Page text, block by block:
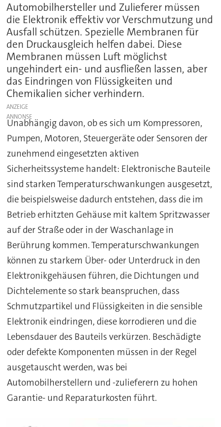
Automobilhersteller und Zulieferer müssen
die Elektronik effektiv vor Verschmutzung und
Ausfall schützen. Spezielle Membranen für
den Druckausgleich helfen dabei. Diese
Membranen müssen Luft möglichst
ungehindert ein- und ausfließen lassen, aber
das Eindringen von Flüssigkeiten und
Chemikalien sicher verhindern.
ANZEIGE
Unabhängig davon, ob es sich um Kompressoren,
Pumpen, Motoren, Steuergeräte oder Sensoren der
zunehmend eingesetzten aktiven
Sicherheitssysteme handelt: Elektronische Bauteile
sind starken Temperaturschwankungen ausgesetzt,
die beispielsweise dadurch entstehen, dass die im
Betrieb erhitzten Gehäuse mit kaltem Spritzwasser
auf der Straße oder in der Waschanlage in
Berührung kommen. Temperaturschwankungen
können zu starkem Über- oder Unterdruck in den
Elektronikgehäusen führen, die Dichtungen und
Dichtelemente so stark beanspruchen, dass
Schmutzpartikel und Flüssigkeiten in die sensible
Elektronik eindringen, diese korrodieren und die
Lebensdauer des Bauteils verkürzen. Beschädigte
oder defekte Komponenten müssen in der Regel
ausgetauscht werden, was bei
Automobilherstellern und -zulieferern zu hohen
Garantie- und Reparaturkosten führt.